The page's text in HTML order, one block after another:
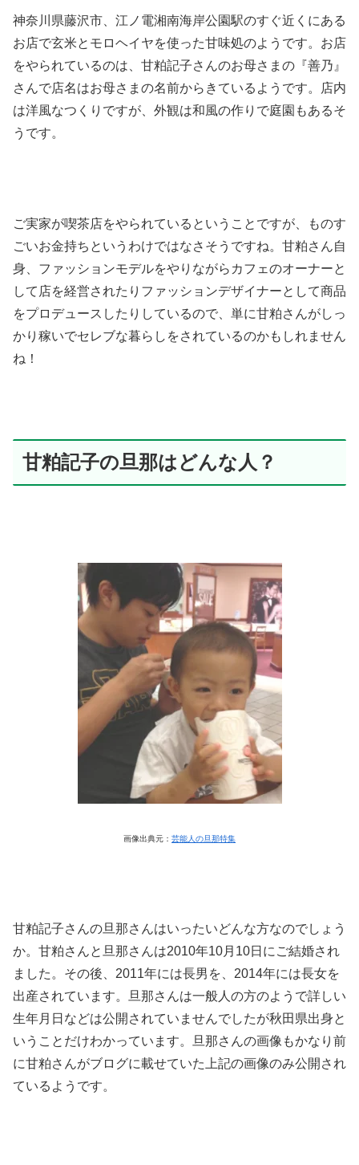
神奈川県藤沢市、江ノ電湘南海岸公園駅のすぐ近くにある
お店で玄米とモロヘイヤを使った甘味処のようです。お店
をやられているのは、甘粕記子さんのお母さまの『善乃』
さんで店名はお母さまの名前からきているようです。店内
は洋風なつくりですが、外観は和風の作りで庭園もあるそ
うです。
ご実家が喫茶店をやられているということですが、ものす
ごいお金持ちというわけではなさそうですね。甘粕さん自
身、ファッションモデルをやりながらカフェのオーナーと
して店を経営されたりファッションデザイナーとして商品
をプロデュースしたりしているので、単に甘粕さんがしっ
かり稼いでセレブな暮らしをされているのかもしれません
ね！
甘粕記子の旦那はどんな人？
画像出典元： 芸能人の旦那特集
甘粕記子さんの旦那さんはいったいどんな方なのでしょう
か。甘粕さんと旦那さんは2010年10月10日にご結婚され
ました。その後、2011年には長男を、2014年には長女を
出産されています。旦那さんは一般人の方のようで詳しい
生年月日などは公開されていませんでしたが秋田県出身と
いうことだけわかっています。旦那さんの画像もかなり前
に甘粕さんがブログに載せていた上記の画像のみ公開され
ているようです。